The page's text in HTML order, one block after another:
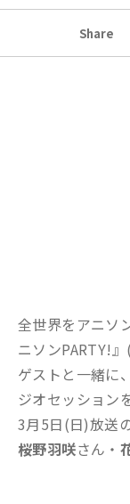
Share
全世界をアニソ
ニソンPARTY!
ゲストと一緒に
ジオセッション
3月5日(日)放送
桜野羽咲さん・